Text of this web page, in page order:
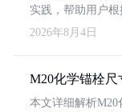
实践，帮助用户根
2026年8月4日
M20化学锚栓
本文详细解析